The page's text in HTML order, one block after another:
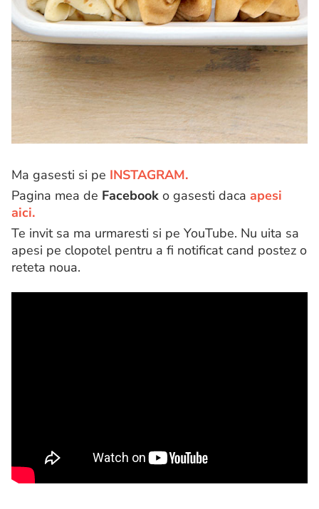
Ma gasesti si pe INSTAGRAM.
Pagina mea de Facebook o gasesti daca apesi
aici.
Te invit sa ma urmaresti si pe YouTube. Nu uita sa
apesi pe clopotel pentru a fi notificat cand postez o
reteta noua.